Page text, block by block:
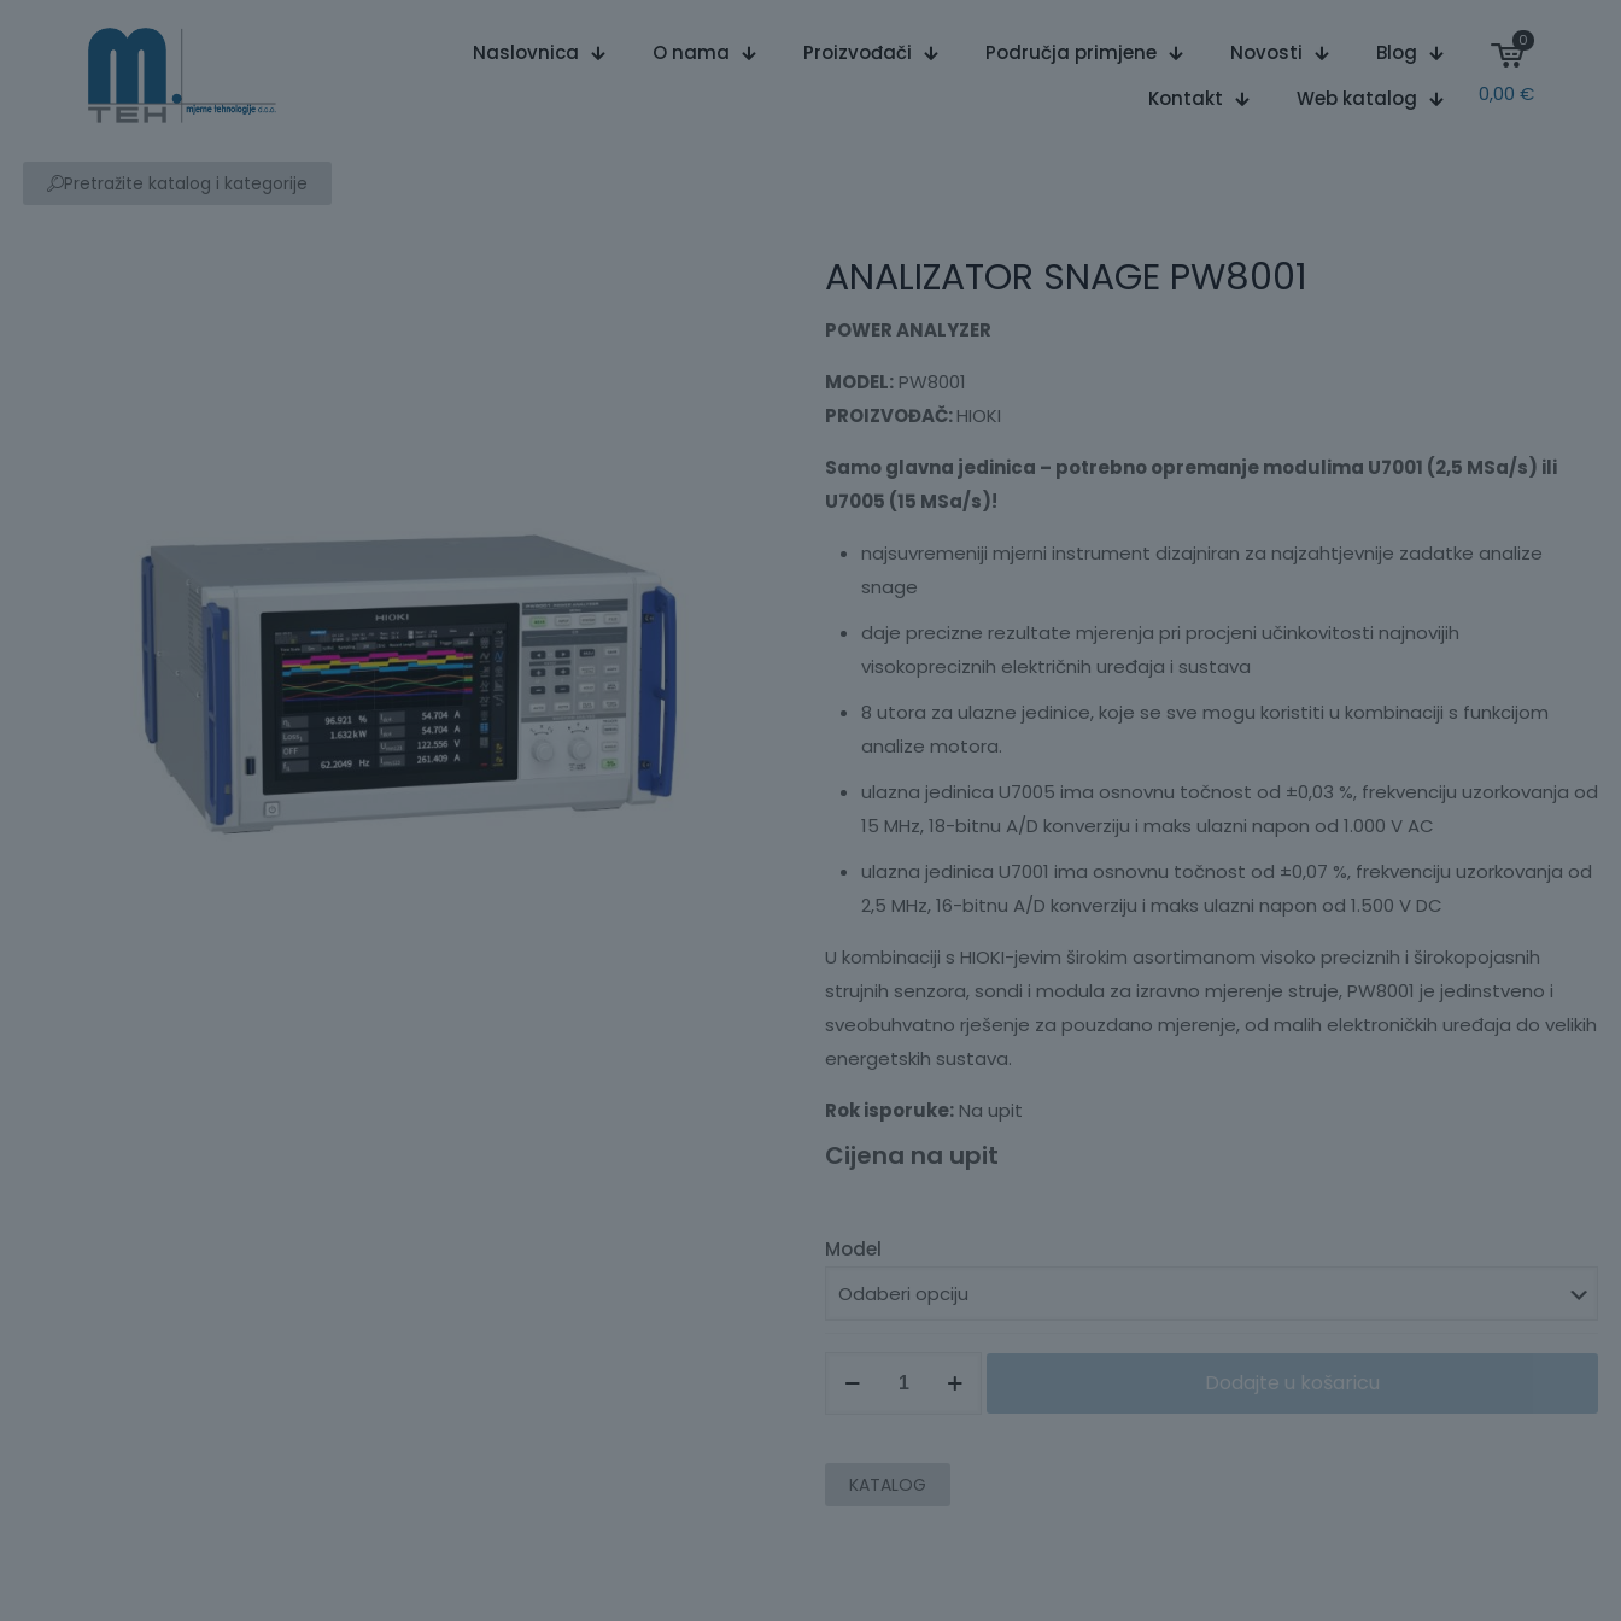
Naslovnica O nama Proizvođači Područja primjene Novosti
Blog
Kontakt
Web katalog
0
0,00 €
Pretražite katalog i kategorije
ANALIZATOR SNAGE PW8001
POWER ANALYZER
MODEL: PW8001
PROIZVOĐAČ:HIOKI
Samo glavna jedinica – potrebno opremanje modulima U7001 (2,5 MSa/s) ili
U7005 (15 MSa/s)!
najsuvremeniji mjerni instrument dizajniran za najzahtjevnije zadatke analize
snage
daje precizne rezultate mjerenja pri procjeni učinkovitosti najnovijih
visokopreciznih električnih uređaja i sustava
8 utora za ulazne jedinice, koje se sve mogu koristiti u kombinaciji s funkcijom
analize motora.
ulazna jedinica U7005 ima osnovnu točnost od ±0,03 %, frekvenciju uzorkovanja od
15 MHz, 18-bitnu A/D konverziju i maks ulazni napon od 1.000 V AC
ulazna jedinica U7001 ima osnovnu točnost od ±0,07 %, frekvenciju uzorkovanja od
2,5 MHz, 16-bitnu A/D konverziju i maks ulazni napon od 1.500 V DC
U kombinaciji s HIOKI-jevim širokim asortimanom visoko preciznih i širokopojasnih
strujnih senzora, sondi i modula za izravno mjerenje struje, PW8001 je jedinstveno i
sveobuhvatno rješenje za pouzdano mjerenje, od malih elektroničkih uređaja do velikih
energetskih sustava.
Rok isporuke: Na upit
Cijena na upit
Model
Dodajte u košaricu
KATALOG